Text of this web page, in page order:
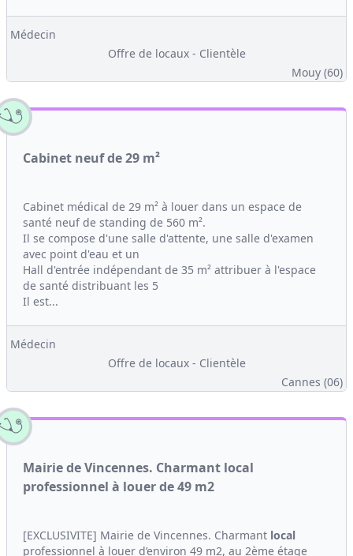
Médecin
Offre de locaux - Clientèle
Mouy (60)
Cabinet neuf de 29 m²
Cabinet médical de 29 m² à louer dans un espace de
santé neuf de standing de 560 m².
Il se compose d'une salle d'attente, une salle d'examen
avec point d'eau et un
Hall d'entrée indépendant de 35 m² attribuer à l'espace
de santé distribuant les 5
Il est...
Médecin
Offre de locaux - Clientèle
Cannes (06)
Mairie de Vincennes. Charmant local
professionnel à louer de 49 m2
[EXCLUSIVITE] Mairie de Vincennes. Charmant local
professionnel à louer d’environ 49 m2, au 2ème étage